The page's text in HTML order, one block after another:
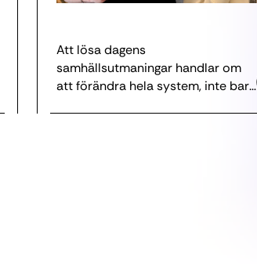
Att lösa dagens
samhällsutmaningar handlar om
att förändra hela system, inte bara